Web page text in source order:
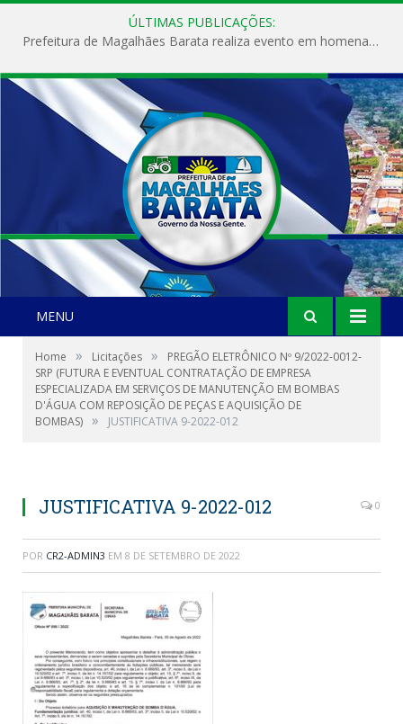
ÚLTIMAS PUBLICAÇÕES:
Prefeitura de Magalhães Barata realiza evento em homenagem ao Dia Internacional da Mulher
MENU
Home » Licitações »
PREGÃO ELETRÔNICO Nº 9/2022-0012-
SRP (FUTURA E EVENTUAL CONTRATAÇÃO DE EMPRESA
ESPECIALIZADA EM SERVIÇOS DE MANUTENÇÃO EM BOMBAS
D'ÁGUA COM REPOSIÇÃO DE PEÇAS E AQUISIÇÃO DE
BOMBAS) » JUSTIFICATIVA 9-2022-012
JUSTIFICATIVA 9-2022-012 0
POR CR2-ADMIN3 EM 8 DE SETEMBRO DE 2022